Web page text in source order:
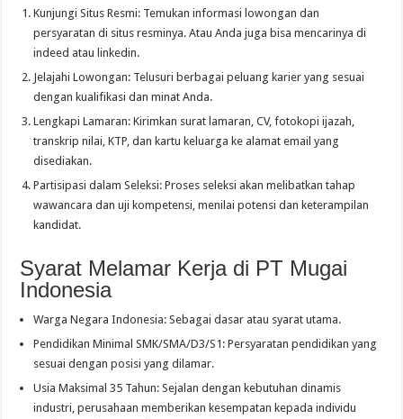
Kunjungi Situs Resmi: Temukan informasi lowongan dan
persyaratan di situs resminya. Atau Anda juga bisa mencarinya di
indeed atau linkedin.
Jelajahi Lowongan: Telusuri berbagai peluang karier yang sesuai
dengan kualifikasi dan minat Anda.
Lengkapi Lamaran: Kirimkan surat lamaran, CV, fotokopi ijazah,
transkrip nilai, KTP, dan kartu keluarga ke alamat email yang
disediakan.
Partisipasi dalam Seleksi: Proses seleksi akan melibatkan tahap
wawancara dan uji kompetensi, menilai potensi dan keterampilan
kandidat.
Syarat Melamar Kerja di PT Mugai
Indonesia
Warga Negara Indonesia: Sebagai dasar atau syarat utama.
Pendidikan Minimal SMK/SMA/D3/S1: Persyaratan pendidikan yang
sesuai dengan posisi yang dilamar.
Usia Maksimal 35 Tahun: Sejalan dengan kebutuhan dinamis
industri, perusahaan memberikan kesempatan kepada individu